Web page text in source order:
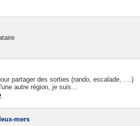
partager des sorties (rando, escalade, ....)
autre région, je suis...
mers